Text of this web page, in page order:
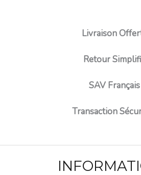
Livraison
Retour
SAV Français
Transaction